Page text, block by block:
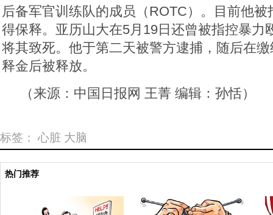
后备军官训练队的成员（ROTC）。目前他
得保释。亚历山大在5月19日还曾被指控暴力
将其致死。他于第二天被警方逮捕，随后在
释金后被释放。
（来源：中国日报网 王菁 编辑：孙恬）
标签： 心脏 大脑
热门推荐